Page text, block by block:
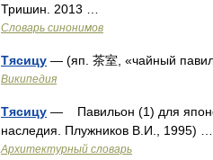
Тришин. 2013 …
Словарь синонимов
Тясицу — (яп. 茶室, «чайный
Википедия
Тясицу — Павильон (1) для
наследия. Плужников В.И., 1995) …
Архитектурный словарь